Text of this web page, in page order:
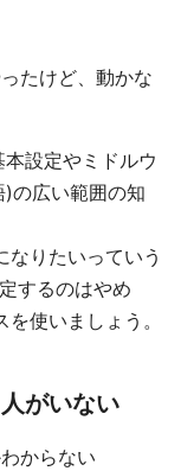
たけど、動かな
設定やミドルウ
の広い範囲の知
なりたいっていう
するのはやめ
使いましょう。
がいない
からない